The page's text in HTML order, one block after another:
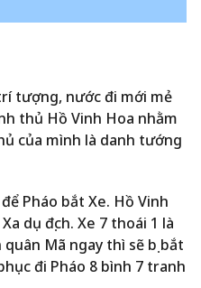
tượng, nước đi mới mẻ
thủ Hồ Vinh Hoa nhằm
của mình là danh tướng
Pháo bắt Xe. Hồ Vinh
dụ địch. Xe 7 thoái 1 là
Mã ngay thì sẽ bị bắt
đi Pháo 8 bình 7 tranh